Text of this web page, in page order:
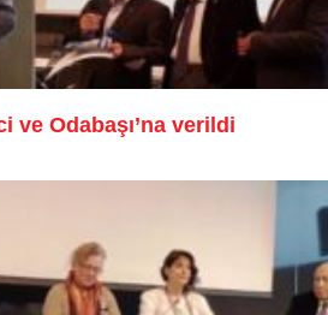
ve Odabaşı’na verildi